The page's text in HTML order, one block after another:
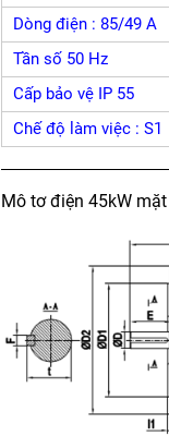
Dòng điện : 85/49 A
Tần số 50 Hz
Cấp bảo vệ IP 55
Chế độ làm việc : S1
Mô tơ điện 45kW